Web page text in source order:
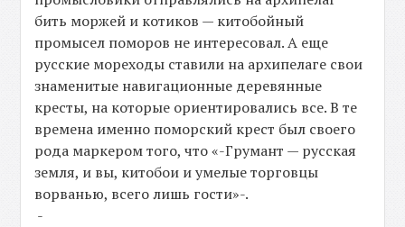
бить моржей и котиков — китобойный
промысел поморов не интересовал. А еще
русские мореходы ставили на архипелаге свои
знаменитые навигационные деревянные
кресты, на которые ориентировались все. В те
времена именно поморский крест был своего
рода маркером того, что «-Грумант — русская
земля, и вы, китобои и умелые торговцы
ворванью, всего лишь гости»-.
-